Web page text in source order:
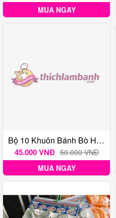
MUA NGAY
Bộ 10 Khuôn Bánh Bò Hình Lá
45.000 VNĐ 50.000 VNĐ
MUA NGAY